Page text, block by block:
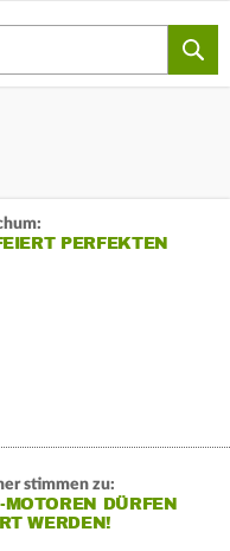
PERFEKTEN
stimmen zu:
MOTOREN DÜRFEN
WERDEN!